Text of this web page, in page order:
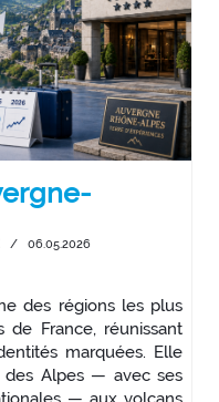
/ 06.05.2026
des régions les plus
France, réunissant
marquées. Elle
des Alpes — avec ses